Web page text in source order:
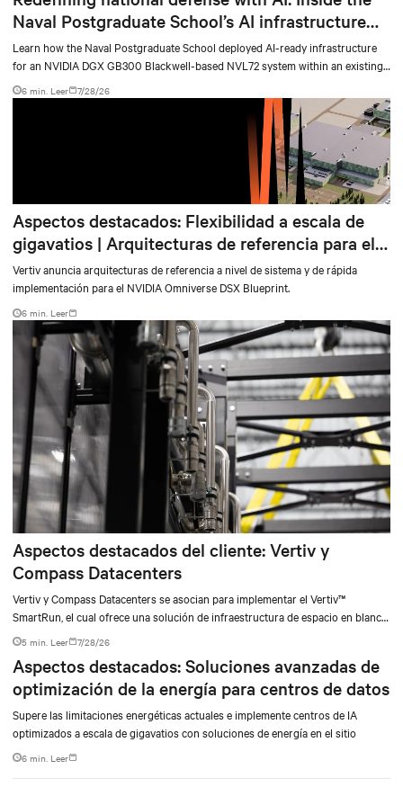
Naval Postgraduate School’s AI infrastructure
deployment
Learn how the Naval Postgraduate School deployed AI-ready infrastructure
for an NVIDIA DGX GB300 Blackwell-based NVL72 system within an existing
facility, creating a repeatable model for high-density, liquid-cooled AI
environments.
6 min. Leer 7/28/26
Aspectos destacados: Flexibilidad a escala de
gigavatios | Arquitecturas de referencia para el
NVIDIA DSX Blueprint
Vertiv anuncia arquitecturas de referencia a nivel de sistema y de rápida
implementación para el NVIDIA Omniverse DSX Blueprint.
6 min. Leer
Aspectos destacados del cliente: Vertiv y
Compass Datacenters
Vertiv y Compass Datacenters se asocian para implementar el Vertiv™
SmartRun, el cual ofrece una solución de infraestructura de espacio en blanco
flexible y coherente que agiliza la preparación de la sala de datos.
5 min. Leer 7/28/26
Aspectos destacados: Soluciones avanzadas de
optimización de la energía para centros de datos
Supere las limitaciones energéticas actuales e implemente centros de IA
optimizados a escala de gigavatios con soluciones de energía en el sitio
6 min. Leer